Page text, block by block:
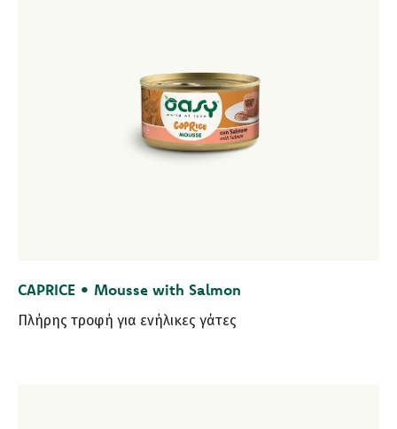
CAPRICE • Mousse with Salmon
Πλήρης τροφή για ενήλικες γάτες